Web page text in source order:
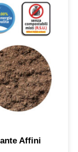
Affini